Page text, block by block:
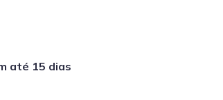
até 15 dias